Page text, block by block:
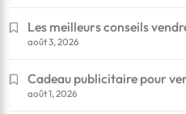
Les meilleurs conseils
août 3, 2026
Cadeau publicitaire pour
août 1, 2026